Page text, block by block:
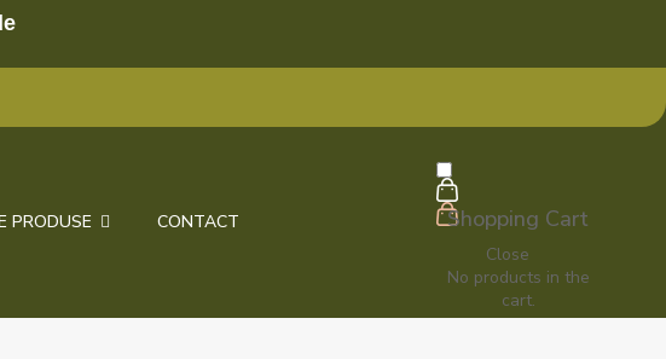
PRODUSE CONTACT Shopping Cart
Close
No products in the
cart.